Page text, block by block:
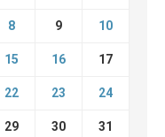
8 9 10
15 16 17
22 23 24
29 30 31